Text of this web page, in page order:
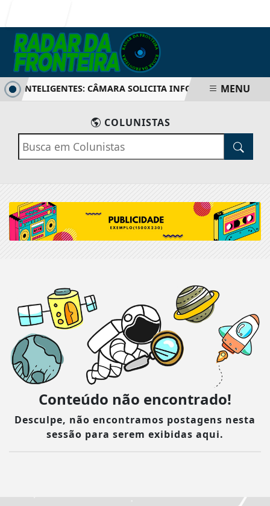
INTELIGENTES: CÂMARA SOLICITA INFORMAÇÕES SOBRE
MENU
COLUNISTAS
Conteúdo não encontrado!
Desculpe, não encontramos postagens nesta
sessão para serem exibidas aqui.